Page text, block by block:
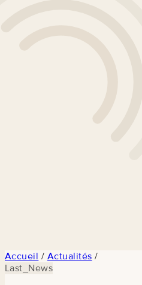
Accueil / Actualités /
Last_News